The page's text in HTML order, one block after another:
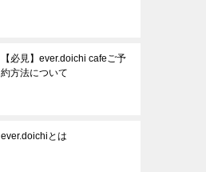
【必見】ever.doichi cafeご予
約方法について
ever.doichiとは